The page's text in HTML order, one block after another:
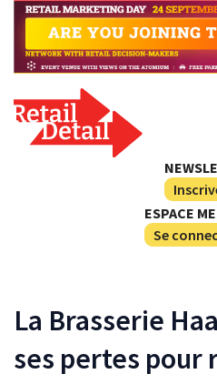
ESPACE
Se
La Brasserie
ses pertes pour